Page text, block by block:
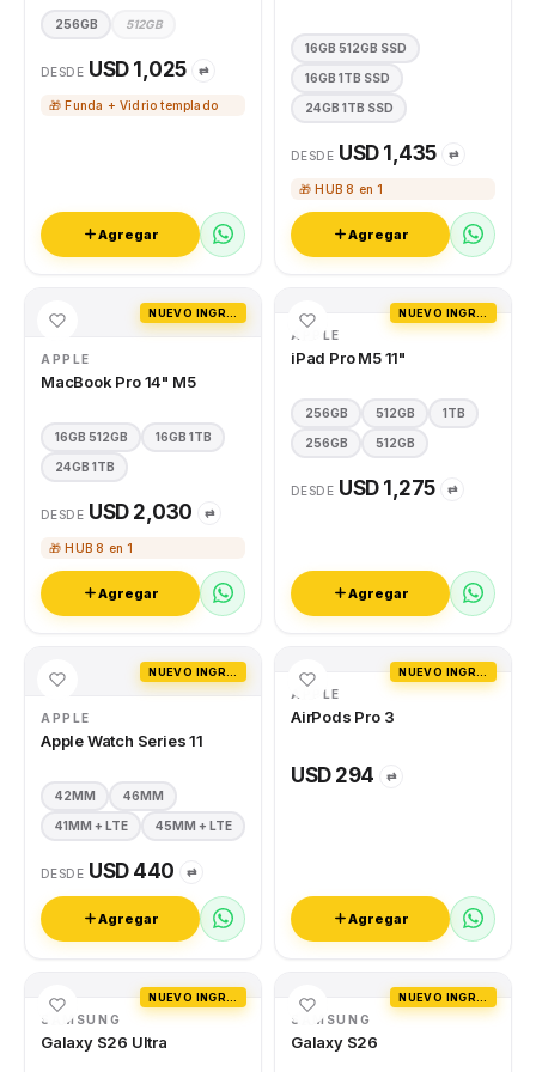
256GB 512GB
DESDE USD 1,025 ⇄
🎁 Funda + Vidrio templado
Agregar
16GB 512GB SSD
16GB 1TB SSD
24GB 1TB SSD
DESDE USD 1,435 ⇄
🎁 HUB 8 en 1
Agregar
APPLE
MacBook Pro 14" M5
16GB 512GB 16GB 1TB
24GB 1TB
DESDE USD 2,030 ⇄
🎁 HUB 8 en 1
Agregar
APPLE
iPad Pro M5 11"
256GB 512GB 1TB
256GB 512GB
DESDE USD 1,275 ⇄
Agregar
APPLE
Apple Watch Series 11
42MM 46MM
41MM + LTE 45MM + LTE
DESDE USD 440 ⇄
Agregar
APPLE
AirPods Pro 3
USD 294 ⇄
Agregar
SAMSUNG
Galaxy S26 Ultra
SAMSUNG
Galaxy S26